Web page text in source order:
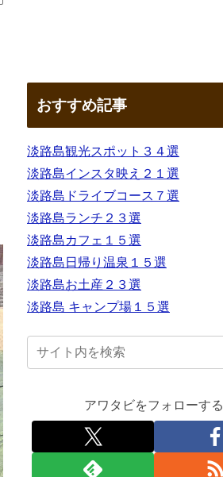
おすすめ記事
淡路島観光スポット３４選
淡路島インスタ映え２１選
淡路島ドライブコース７選
淡路島ランチ２３選
淡路島カフェ１５選
淡路島日帰り温泉１５選
淡路島お土産２３選
淡路島 キャンプ場１５選
アワタビをフォローする